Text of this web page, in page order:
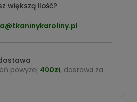
większą ilość?
powyżej 400zł, dostawa za